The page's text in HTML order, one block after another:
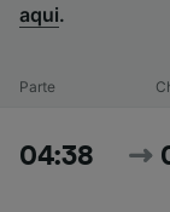
aqui.
Parte
04:38